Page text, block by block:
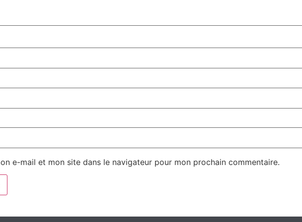
e-mail et mon site dans le navigateur pour mon prochain commentaire.